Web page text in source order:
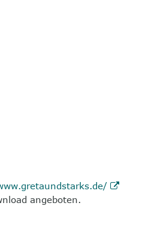
angeboten.